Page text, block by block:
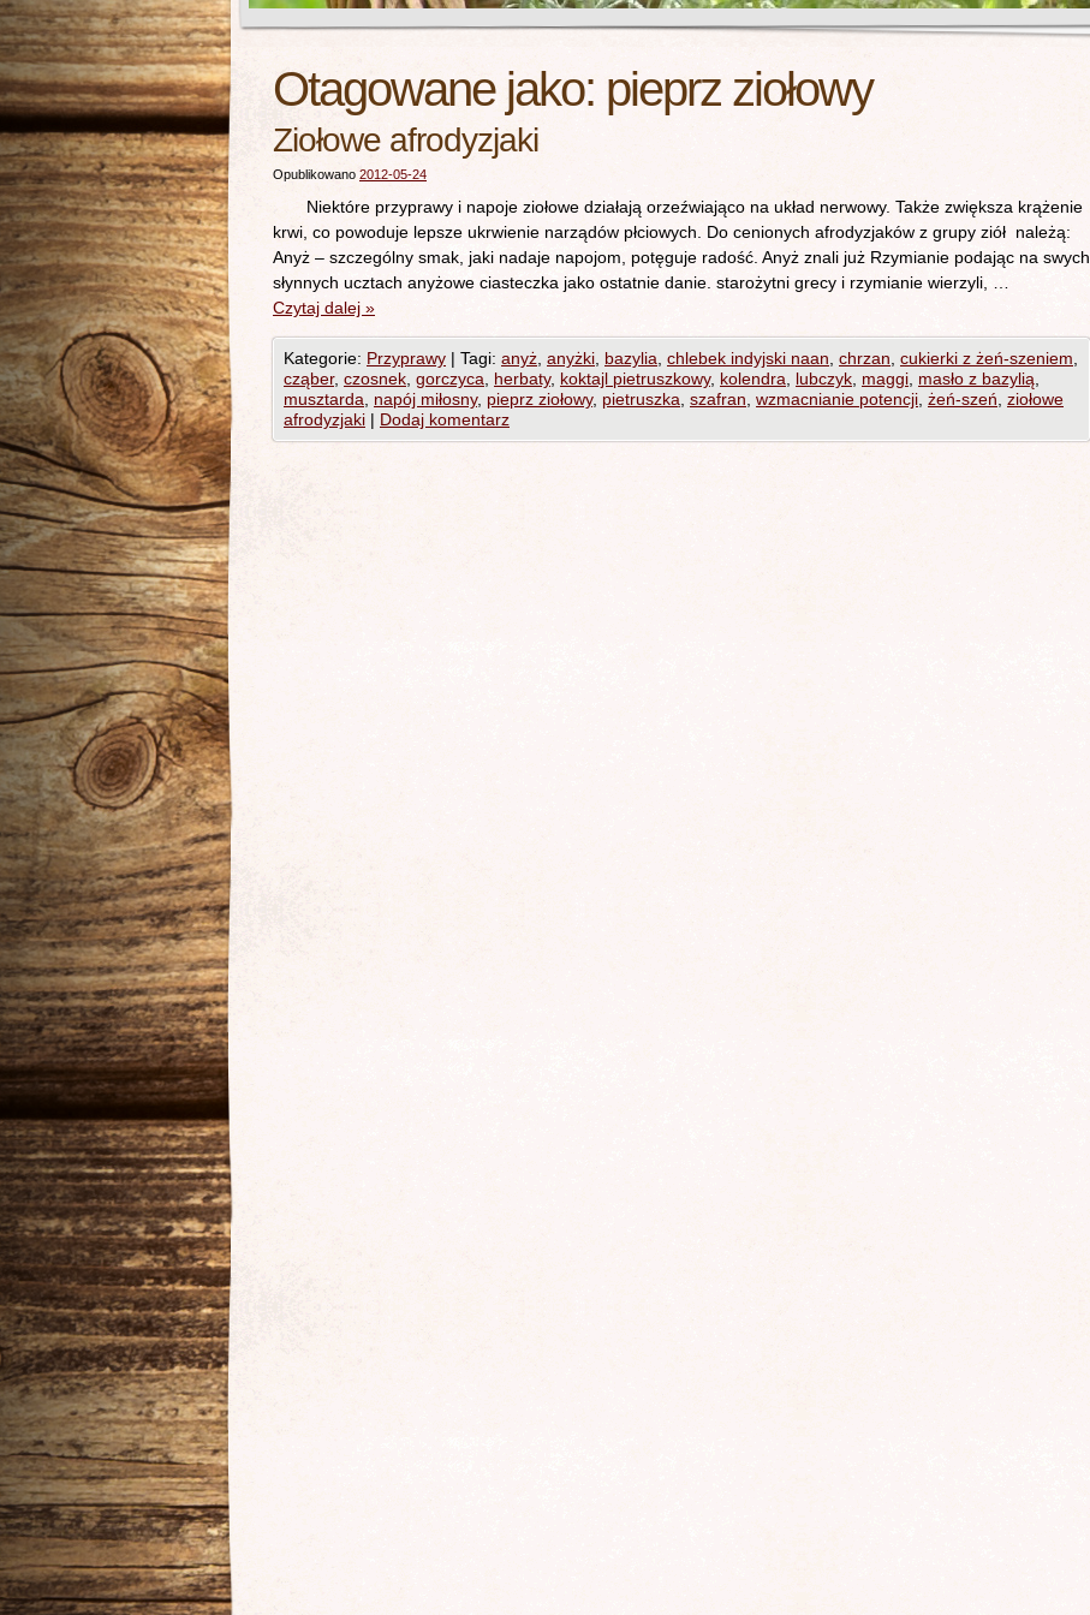
Otagowane jako: pieprz ziołowy
Ziołowe afrodyzjaki
Opublikowano 2012-05-24
Niektóre przyprawy i napoje ziołowe działają orzeźwiająco na układ nerwowy. Także zwiększa krążenie
krwi, co powoduje lepsze ukrwienie narządów płciowych. Do cenionych afrodyzjaków z grupy ziół należą:
Anyż – szczególny smak, jaki nadaje napojom, potęguje radość. Anyż znali już Rzymianie podając na swych
słynnych ucztach anyżowe ciasteczka jako ostatnie danie. starożytni grecy i rzymianie wierzyli, …
Czytaj dalej »
Kategorie: Przyprawy | Tagi: anyż anyżki bazylia chlebek indyjski naan chrzan cukierki z żeń-szeniem
cząber, czosnek gorczyca herbaty, koktajl pietruszkowy, kolendra lubczyk maggi masło z bazylią
musztarda
napój miłosny, pieprz ziołowy, pietruszka szafran wzmacnianie potencji żeń-szeń ziołowe
afrodyzjaki | Dodaj komentarz